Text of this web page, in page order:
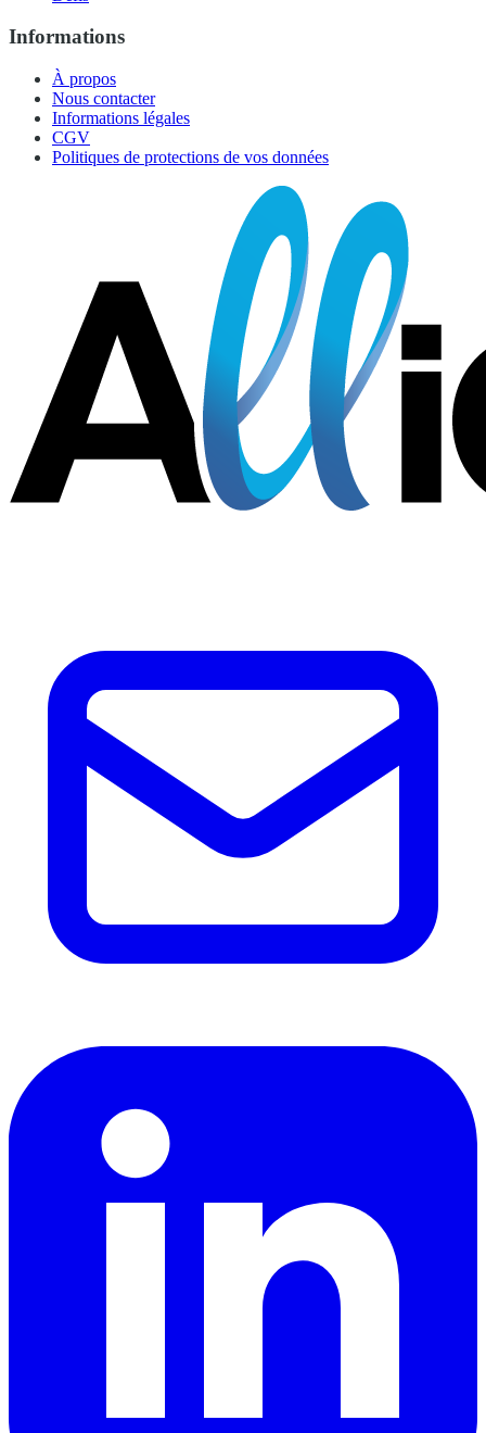
Informations
À propos
Nous contacter
Informations légales
CGV
Politiques de protections de vos données